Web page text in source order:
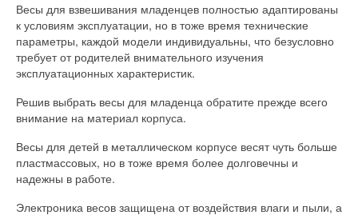
Весы для взвешивания младенцев полностью адаптированы
к условиям эксплуатации, но в тоже время технические
параметры, каждой модели индивидуальны, что безусловно
требует от родителей внимательного изучения
эксплуатационных характеристик.
Решив выбрать весы для младенца обратите прежде всего
внимание на материал корпуса.
Весы для детей в металлическом корпусе весят чуть больше
пластмассовых, но в тоже время более долговечны и
надежны в работе.
Электроника весов защищена от воздействия влаги и пыли, а